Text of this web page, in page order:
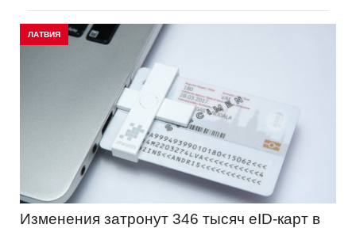
ЛАТВИЯ
Изменения затронут 346 тысяч eID-карт в